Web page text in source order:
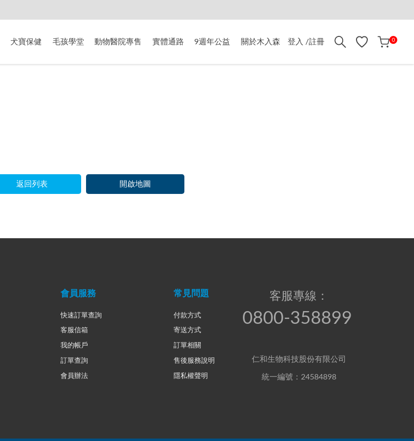
犬寶保健 毛孩學堂 動物醫院專售 實體通路 9週年公益 關於木入森 登入 /註冊 0
返回列表 開啟地圖
客服專線：
0800-358899
仁和生物科技股份有限公司
統一編號：24584898
會員服務
快速訂單查詢
客服信箱
我的帳戶
訂單查詢
會員辦法
常見問題
付款方式
寄送方式
訂單相關
售後服務說明
隱私權聲明